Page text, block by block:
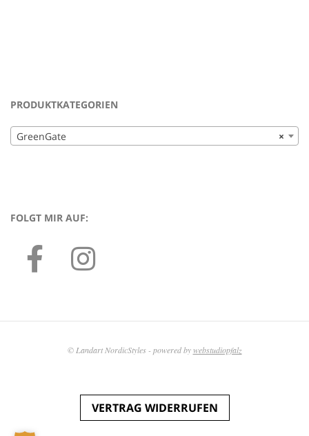
PRODUKTKATEGORIEN
×
GreenGate
FOLGT MIR AUF:
© Landart NordicStyles - powered bywebstudiopfalz
VERTRAG WIDERRUFEN